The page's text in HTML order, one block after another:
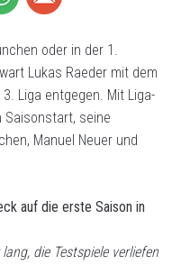
oder in der 1.
Lukas Raeder mit dem
Liga entgegen. Mit Liga-
Saisonstart, seine
Manuel Neuer und
auf die erste Saison in
die Testspiele verliefen